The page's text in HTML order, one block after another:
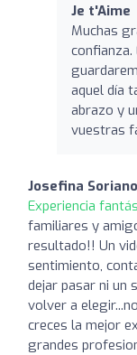
Je t'Aime
Muchas
aquel día
abrazo y
vuestras
Josefina Soriano
Experiencia
familiares y
resultado!! Un
sentimiento,
dejar pasar ni un
volver a
creces la mejor
grandes